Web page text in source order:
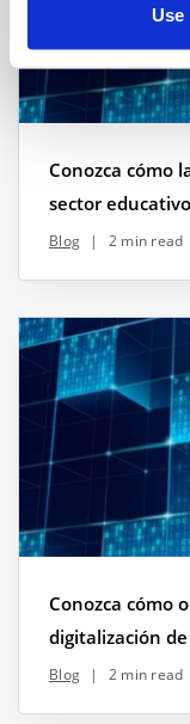
Use
Conozca cómo
sector educativo
Blog | 2 min read
Conozca cómo
digitalización
Blog | 2 min read